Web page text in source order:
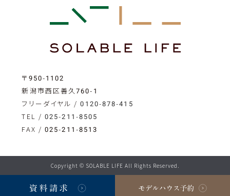
〒950-1102
新潟市西区善久760-1
フリーダイヤル /0120-878-415
TEL /025-211-8505
FAX / 025-211-8513
Copyright © SOLABLE LIFE All Rights Reserved.